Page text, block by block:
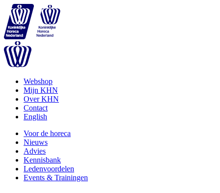
Webshop
Mijn KHN
Over KHN
Contact
English
Voor de horeca
Nieuws
Advies
Kennisbank
Ledenvoordelen
Events & Trainingen